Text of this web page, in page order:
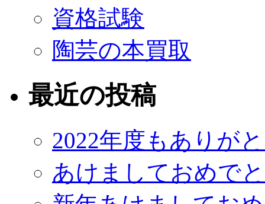
資格試験
陶芸の本買取
最近の投稿
2022年度もありが
あけましておめで